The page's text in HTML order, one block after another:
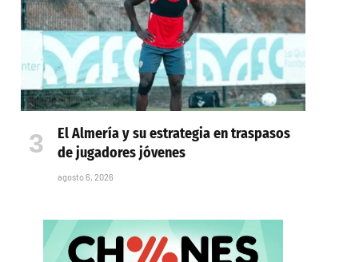
El Almería y su estrategia en traspasos
de jugadores jóvenes
agosto 6, 2026